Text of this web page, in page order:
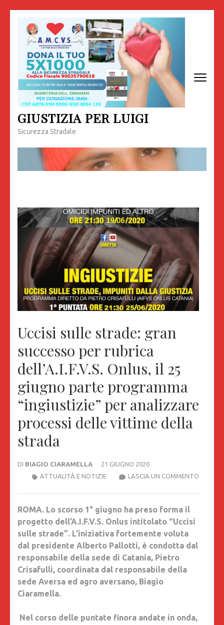
contenuto
(premi
invio)
GIUSTIZIA PER LUIGI
Sicurezza Stradale
Uccisi sulle strade: gran
successo per rubrica
dell’A.I.F.V.S. Onlus, il 25
giugno parte programma
“ingiustizie” per analizzare
processi delle vittime della
strada
DI BIAGIO CIARAMELLA
21 GIUGNO 2020
LASCIA UN COMMENTO
ATTUALITÀ E NOTIZIE
ROMA. Lo scorso 1° giugno ha preso forma il
progetto dell’A.I.F.V.S. Onlus intitolato “Uccisi
sulle strade”. L’iniziativa fortemente voluta
dal presidente Alberto Pallotti, è condotta dal
responsabile della sede di Catania, Pietro
Crisafulli, coordinata dal responsabile della
sede Aversa ed agro aversano, Biagio
Ciaramella.
Nel corso delle puntate finora andate in onda,